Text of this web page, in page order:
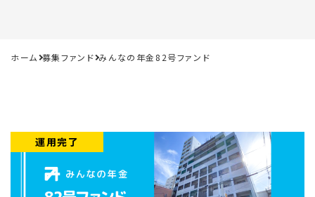
ホーム 募集ファンド みんなの年金82号ファンド
運用完了